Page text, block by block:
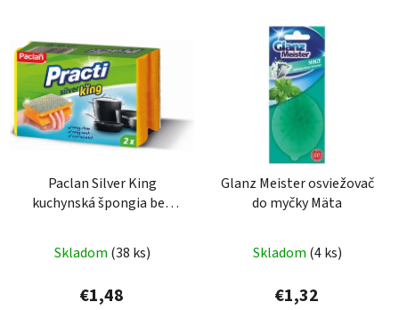
Paclan Silver King
kuchynská špongia bez
Skladom (38 ks)
€1,48
Glanz Meister osviežovač
do myčky Mäta
Skladom (4 ks)
€1,32